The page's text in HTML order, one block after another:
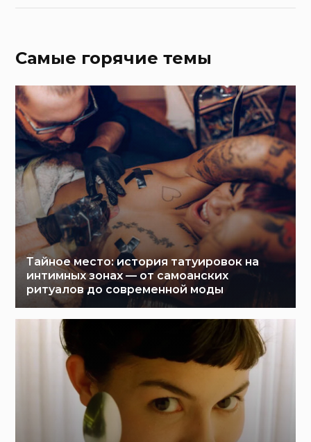
Самые горячие темы
Тайное место: история татуировок на
интимных зонах — от самоанских
ритуалов до современной моды